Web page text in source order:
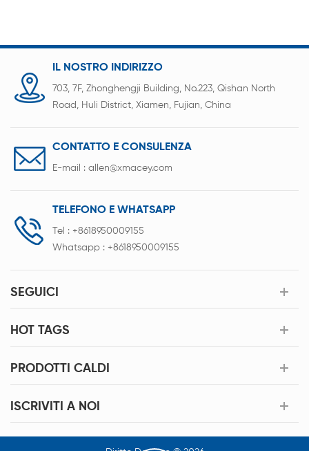
IL NOSTRO INDIRIZZO
703, 7F, Zhonghengji Building, No.223, Qishan North
Road, Huli District, Xiamen, Fujian, China
CONTATTO E CONSULENZA
E-mail : allen@xmacey.com
TELEFONO E WHATSAPP
Tel : +8618950009155
Whatsapp : +8618950009155
SEGUICI
HOT TAGS
PRODOTTI CALDI
ISCRIVITI A NOI